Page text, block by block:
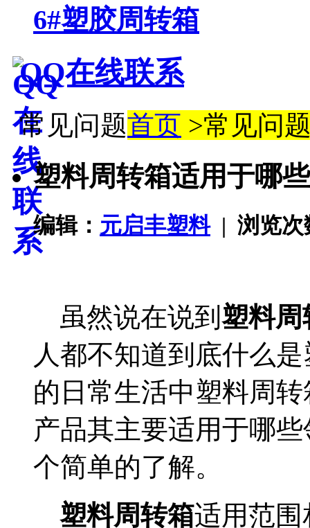
6#塑胶周转箱
QQ在线联系
常见问题首页 >常见问
塑料周转箱适用于哪
编辑： 元启丰塑料| 浏览次
虽然说在说到 塑料周
人都不知道到底什么
的日常生活中塑料周
产品其主要适用于哪
个简单的了解。
塑料周转箱适用范